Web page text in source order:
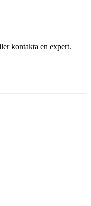
Rensa alla Klart
kontakta en expert.